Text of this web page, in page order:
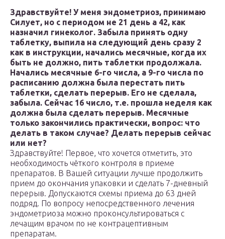
Здравствуйте! У меня эндометриоз, принимаю
Силует, но с периодом не 21 день а 42, как
назначил гинеколог. Забыла принять одну
таблетку, выпила на следующий день сразу 2
как в инструкции, начались месячные, когда их
быть не должно, пить таблетки продолжала.
Начались месячные 6-го числа, а 9-го числа по
расписанию должна была перестать пить
таблетки, сделать перерыв. Его не сделала,
забыла. Сейчас 16 число, т.е. прошла неделя как
должна была сделать перерыв. Месячные
только закончились практически, вопрос: что
делать в таком случае? Делать перерыв сейчас
или нет?
Здравствуйте! Первое, что хочется отметить, это
необходимость чёткого контроля в приеме
препаратов. В Вашей ситуации лучше продолжить
прием до окончания упаковки и сделать 7-дневный
перерыв. Допускаются схемы приема до 63 дней
подряд. По вопросу непосредственного лечения
эндометриоза можно проконсультироваться с
лечащим врачом по не контрацептивным
препаратам.